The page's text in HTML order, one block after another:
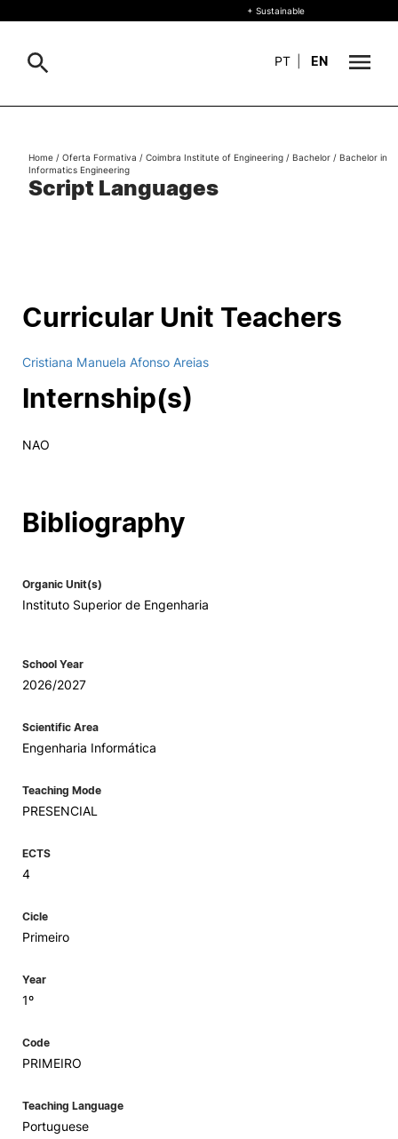
+ Sustainable
Living
RRP Projects
+ Sustainable
PT EN
Search
Script Languages
Home / Oferta Formativa / Coimbra Institute of Engineering / Bachelor / Bachelor in
Informatics Engineering
Curricular Unit Teachers
Cristiana Manuela Afonso Areias
Internship(s)
NAO
Bibliography
Organic Unit(s)
Instituto Superior de Engenharia
School Year
2026/2027
Scientific Area
Engenharia Informática
Teaching Mode
PRESENCIAL
ECTS
4
Cicle
Primeiro
Year
1º
Code
PRIMEIRO
Teaching Language
Portuguese